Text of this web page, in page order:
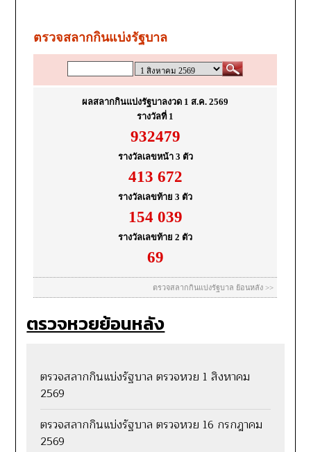
ตรวจหวยย้อนหลัง
ตรวจสลากกินแบ่งรัฐบาล ตรวจหวย 1 สิงหาคม
2569
ตรวจสลากกินแบ่งรัฐบาล ตรวจหวย 16 กรกฎาคม
2569